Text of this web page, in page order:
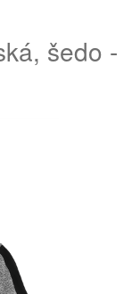
šedo -